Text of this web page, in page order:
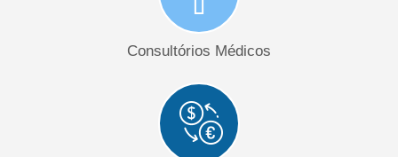
Consultórios Médicos